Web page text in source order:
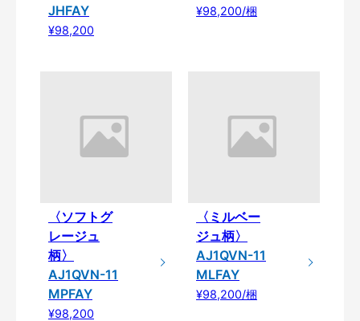
JHFAY
¥98,200
¥98,200/梱
〈ソフトグ
レージュ
柄〉
AJ1QVN-11
MPFAY
¥98,200
〈ミルベー
ジュ柄〉
AJ1QVN-11
MLFAY
¥98,200/梱